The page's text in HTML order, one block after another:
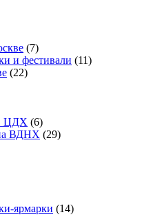
(7)
и фестивали (11)
(22)
ЦДХ (6)
ВДНХ (29)
ярмарки (14)